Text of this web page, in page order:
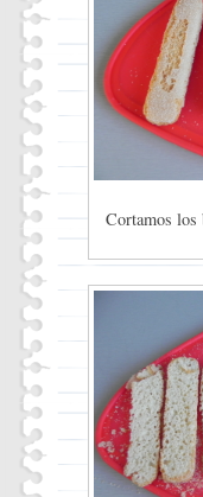
Cortamos los